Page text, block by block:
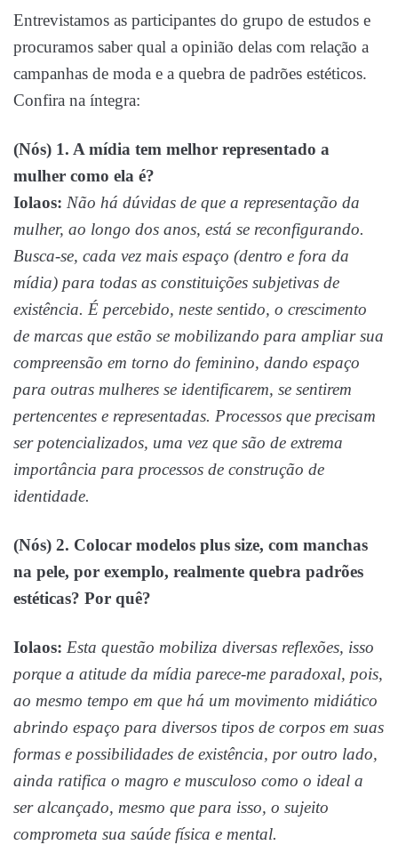
Entrevistamos as participantes do grupo de estudos e
procuramos saber qual a opinião delas com relação a
campanhas de moda e a quebra de padrões estéticos.
Confira na íntegra:
(Nós) 1. A mídia tem melhor representado a
mulher como ela é?
Iolaos: Não há dúvidas de que a representação da
mulher, ao longo dos anos, está se reconfigurando.
Busca-se, cada vez mais espaço (dentro e fora da
mídia) para todas as constituições subjetivas de
existência. É percebido, neste sentido, o crescimento
de marcas que estão se mobilizando para ampliar sua
compreensão em torno do feminino, dando espaço
para outras mulheres se identificarem, se sentirem
pertencentes e representadas. Processos que precisam
ser potencializados, uma vez que são de extrema
importância para processos de construção de
identidade.
(Nós) 2. Colocar modelos plus size, com manchas
na pele, por exemplo, realmente quebra padrões
estéticas? Por quê?
Iolaos: Esta questão mobiliza diversas reflexões, isso
porque a atitude da mídia parece-me paradoxal, pois,
ao mesmo tempo em que há um movimento midiático
abrindo espaço para diversos tipos de corpos em suas
formas e possibilidades de existência, por outro lado,
ainda ratifica o magro e musculoso como o ideal a
ser alcançado, mesmo que para isso, o sujeito
comprometa sua saúde física e mental.